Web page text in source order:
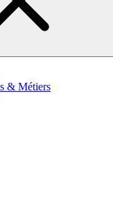
& Métiers